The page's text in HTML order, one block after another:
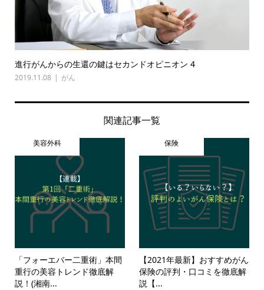
進行がんからの生還の鍵はセカンドオピニオン 4
2019.11.08 がん
関連記事一覧
美容外科
「フォーエバー二重術」本間
重行の美容トレンド徹底解
説！(湘南...
保険
【2021年最新】おすすめがん
保険の評判・口コミを徹底解
説【...